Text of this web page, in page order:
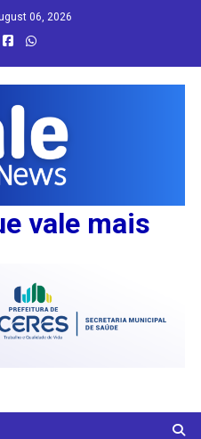
06, 2026
vale mais